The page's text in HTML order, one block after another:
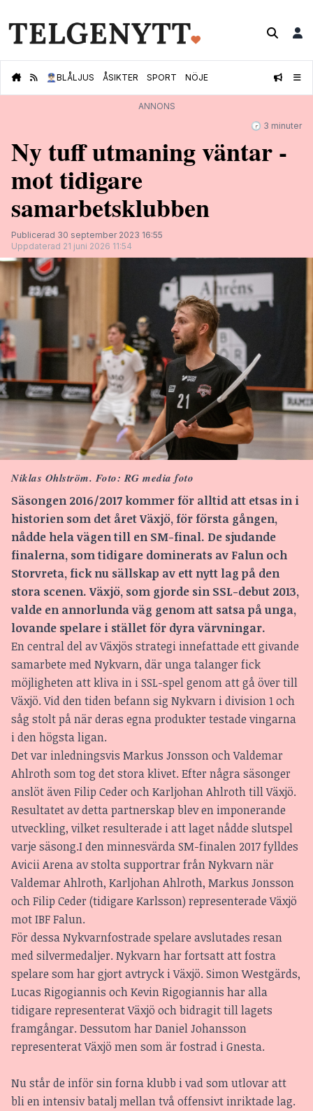
👮🏻‍♂️BLÅLJUS ÅSIKTER SPORT NÖJE
ANNONS
🕝 3 minuter
Ny tuff utmaning väntar -
mot tidigare
samarbetsklubben
Publicerad 30 september 2023 16:55
Uppdaterad 21 juni 2026 11:54
Niklas Ohlström. Foto: RG media foto
Säsongen 2016/2017 kommer för alltid att etsas in i
historien som det året Växjö, för första gången,
nådde hela vägen till en SM-final. De sjudande
finalerna, som tidigare dominerats av Falun och
Storvreta, fick nu sällskap av ett nytt lag på den
stora scenen. Växjö, som gjorde sin SSL-debut 2013,
valde en annorlunda väg genom att satsa på unga,
lovande spelare i stället för dyra värvningar.
En central del av Växjös strategi innefattade ett givande
samarbete med Nykvarn, där unga talanger fick
möjligheten att kliva in i SSL-spel genom att gå över till
Växjö. Vid den tiden befann sig Nykvarn i division 1 och
såg stolt på när deras egna produkter testade vingarna
i den högsta ligan.
Det var inledningsvis Markus Jonsson och Valdemar
Ahlroth som tog det stora klivet. Efter några säsonger
anslöt även Filip Ceder och Karljohan Ahlroth till Växjö.
Resultatet av detta partnerskap blev en imponerande
utveckling, vilket resulterade i att laget nådde slutspel
varje säsong.I den minnesvärda SM-finalen 2017 fylldes
Avicii Arena av stolta supportrar från Nykvarn när
Valdemar Ahlroth, Karljohan Ahlroth, Markus Jonsson
och Filip Ceder (tidigare Karlsson) representerade Växjö
mot IBF Falun.
För dessa Nykvarnfostrade spelare avslutades resan
med silvermedaljer. Nykvarn har fortsatt att fostra
spelare som har gjort avtryck i Växjö. Simon Westgärds,
Lucas Rigogiannis och Kevin Rigogiannis har alla
tidigare representerat Växjö och bidragit till lagets
framgångar. Dessutom har Daniel Johansson
representerat Växjö men som är fostrad i Gnesta.
Nu står de inför sin forna klubb i vad som utlovar att
bli en intensiv batalj mellan två offensivt inriktade lag.